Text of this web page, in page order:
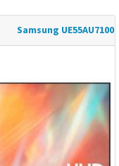
Samsung UE55AU7100